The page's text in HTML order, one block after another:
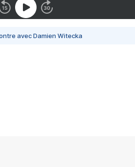
avec Damien Witecka